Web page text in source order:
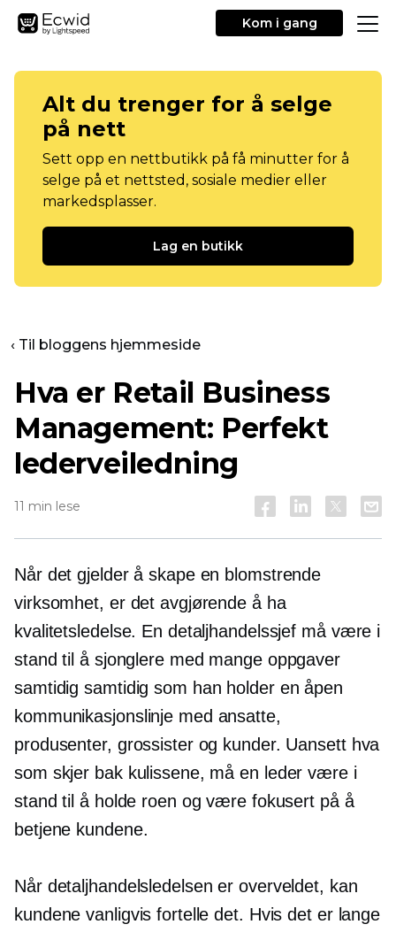
Kom i gang
Alt du trenger for å selge
på nett
Sett opp en nettbutikk på få minutter for å
selge på et nettsted, sosiale medier eller
markedsplasser.
Lag en butikk
‹ Til bloggens hjemmeside
Hva er Retail Business
Management: Perfekt
lederveiledning
11 min lese
Når det gjelder å skape en blomstrende
virksomhet, er det avgjørende å ha
kvalitetsledelse. En detaljhandelssjef må være i
stand til å sjonglere med mange oppgaver
samtidig samtidig som han holder en åpen
kommunikasjonslinje med ansatte,
produsenter, grossister og kunder. Uansett hva
som skjer bak kulissene, må en leder være i
stand til å holde roen og være fokusert på å
betjene kundene.
Når detaljhandelsledelsen er overveldet, kan
kundene vanligvis fortelle det. Hvis det er lange